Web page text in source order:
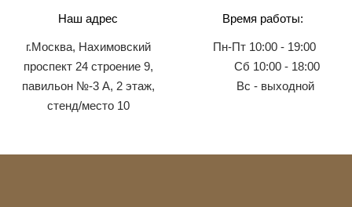
Наш адрес
г.Москва, Нахимовский
проспект 24 строение 9,
павильон №-3 А, 2 этаж,
стенд/место 10
Время работы:
Пн-Пт 10:00 - 19:00
Сб 10:00 - 18:00
Вс - выходной